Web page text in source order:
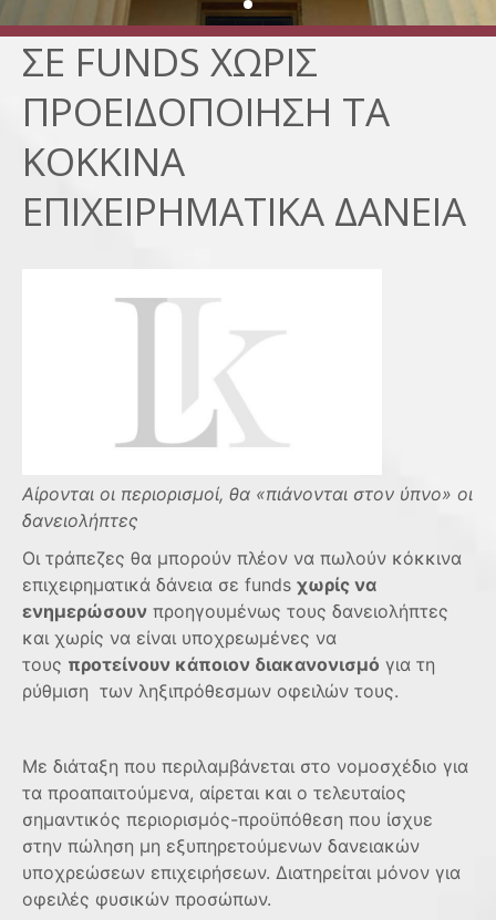
ΣΕ FUNDS ΧΩΡΙΣ
ΠΡΟΕΙΔΟΠΟΙΗΣΗ ΤΑ
ΚΟΚΚΙΝΑ
ΕΠΙΧΕΙΡΗΜΑΤΙΚΑ ΔΑΝΕΙΑ
Αίρονται οι περιορισμοί, θα «πιάνονται στον ύπνο» οι
δανειολήπτες
Οι τράπεζες θα μπορούν πλέον να πωλούν κόκκινα
επιχειρηματικά δάνεια σε funds χωρίς να
ενημερώσουν προηγουμένως τους δανειολήπτες
και χωρίς να είναι υποχρεωμένες να
τους προτείνουν κάποιον διακανονισμό για τη
ρύθμιση των ληξιπρόθεσμων οφειλών τους.
Με διάταξη που περιλαμβάνεται στο νομοσχέδιο για
τα προαπαιτούμενα, αίρεται και ο τελευταίος
σημαντικός περιορισμός-προϋπόθεση που ίσχυε
στην πώληση μη εξυπηρετούμενων δανειακών
υποχρεώσεων επιχειρήσεων. Διατηρείται μόνον για
οφειλές φυσικών προσώπων.